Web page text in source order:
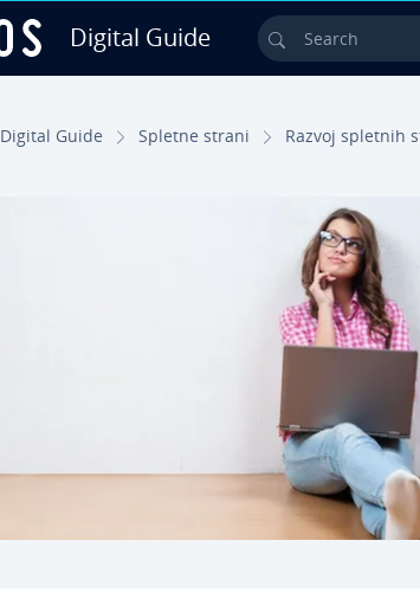
Digital Guide Search
Digital Guide Spletne strani Razvoj spletnih